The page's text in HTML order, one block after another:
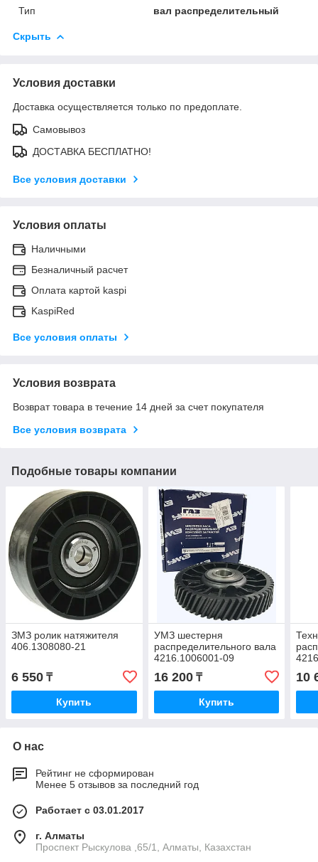
Тип
вал распределительный
Скрыть
Условия доставки
Доставка осуществляется только по предоплате.
Самовывоз
ДОСТАВКА БЕСПЛАТНО!
Все условия доставки
Условия оплаты
Наличными
Безналичный расчет
Оплата картой kaspi
KaspiRed
Все условия оплаты
Условия возврата
Возврат товара в течение 14 дней за счет покупателя
Все условия возврата
Подобные товары компании
ЗМЗ ролик натяжителя
406.1308080-21
6 550 ₸
Купить
УМЗ шестерня
распределительного вала
4216.1006001-09
16 200₸
Купить
10
О нас
Рейтинг не сформирован
Менее 5 отзывов за последний год
Работает с 03.01.2017
г. Алматы
Проспект Рыскулова ,65/1, Алматы, Казахстан